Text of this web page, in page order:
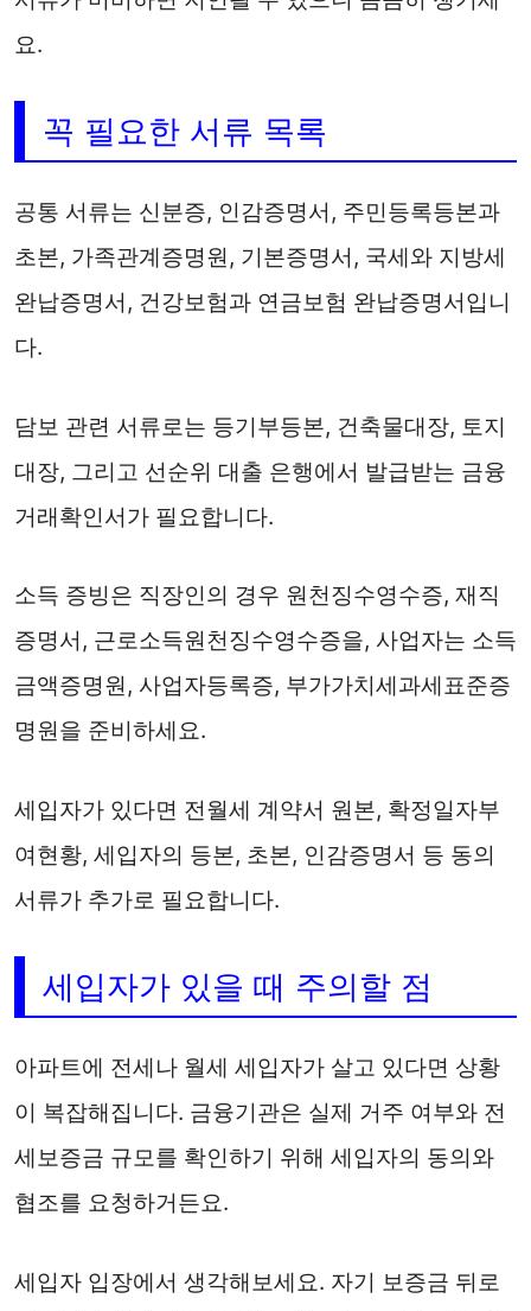
요.
꼭 필요한 서류 목록
공통 서류는 신분증, 인감증명서, 주민등록등본과
초본, 가족관계증명원, 기본증명서, 국세와 지방세
완납증명서, 건강보험과 연금보험 완납증명서입니
다.
담보 관련 서류로는 등기부등본, 건축물대장, 토지
대장, 그리고 선순위 대출 은행에서 발급받는 금융
거래확인서가 필요합니다.
소득 증빙은 직장인의 경우 원천징수영수증, 재직
증명서, 근로소득원천징수영수증을, 사업자는 소득
금액증명원, 사업자등록증, 부가가치세과세표준증
명원을 준비하세요.
세입자가 있다면 전월세 계약서 원본, 확정일자부
여현황, 세입자의 등본, 초본, 인감증명서 등 동의
서류가 추가로 필요합니다.
세입자가 있을 때 주의할 점
아파트에 전세나 월세 세입자가 살고 있다면 상황
이 복잡해집니다. 금융기관은 실제 거주 여부와 전
세보증금 규모를 확인하기 위해 세입자의 동의와
협조를 요청하거든요.
세입자 입장에서 생각해보세요. 자기 보증금 뒤로